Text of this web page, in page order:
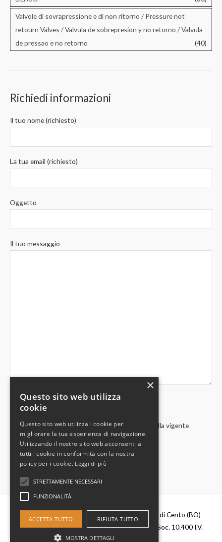
Valvole di sovrapressione e di non ritorno / Pressure not
retourn Valves / Valvula de sobrepresion y no retorno / Valvula
de pressao e no retorno
(40)
Richiedi informazioni
Il tuo nome (richiesto)
La tua email (richiesto)
Oggetto
Il tuo messaggio
Acconsento al trattamento dei miei dati in base alla vigente
normativa privacy
Diesel Parts Srl - Via Del Fosso,2 40066 - Pieve di Cento (BO) -
P.IVA 00637481201 - C.F. 0356411037 - Cap. Soc. 10.400 I.V.
×
Questo sito web utilizza
cookie
Questo sito web utilizza i cookie per
migliorare la tua esperienza di navigazione.
Utilizzando il nostro sito web acconsenti a
tutti i cookie in conformità con la nostra
policy per i cookie. Leggi di più
STRETTAMENTE NECESSARI
FUNZIONALITÀ
ACCETTA TUTTO RIFIUTA TUTTO
MOSTRA DETTAGLI